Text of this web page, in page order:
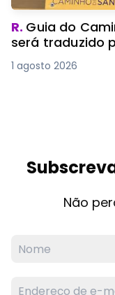
R. Guia do
será traduzido
1 agosto 2026
Não